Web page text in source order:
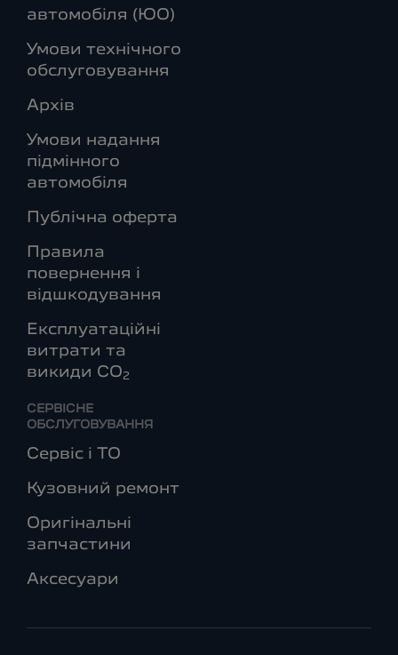
автомобіля (ЮО)
Умови технічного
обслуговування
Архів
Умови надання
підмінного
автомобіля
Публічна оферта
Правила
повернення і
відшкодування
Експлуатаційні
витрати та
викиди СО2
СЕРВІСНЕ
ОБСЛУГОВУВАННЯ
Сервіс і ТО
Кузовний ремонт
Оригінальні
запчастини
Аксесуари